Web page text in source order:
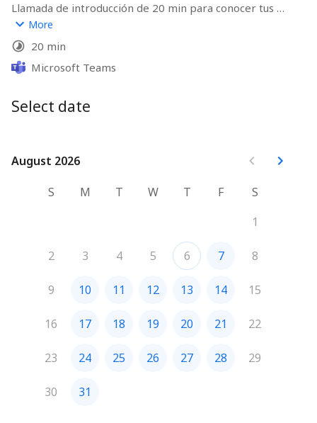
Llamada de introducción de 20 min para conocer tus
necesidades y contarte de LetyMind.
More
20 min
Microsoft Teams
Select date
August 2026
August 2026
S
M T W T F
S
1
2 3 4 5 6 7 8
9 10 11 12 13 14 15
16 17 18 19 20 21 22
23 24 25 26 27 28 29
30 31